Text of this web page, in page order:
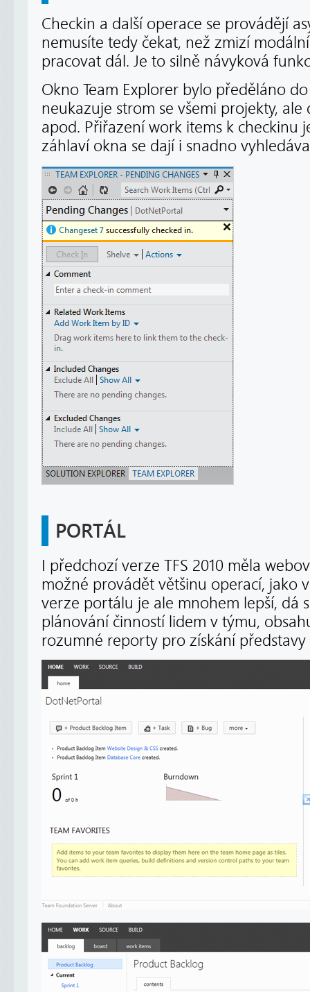
Checkin a další operace se provádějí
nemusíte tedy čekat, než zmizí
pracovat dál. Je to silně návyková
Okno Team Explorer bylo předěláno
neukazuje strom se všemi projekty, ale
apod. Přiřazení work items k checkinu
záhlaví okna se dají i snadno
PORTÁL
I předchozí verze TFS 2010 měla
možné provádět většinu operací, jako
verze portálu je ale mnohem lepší, dá
plánování činností lidem v týmu,
rozumné reporty pro získání